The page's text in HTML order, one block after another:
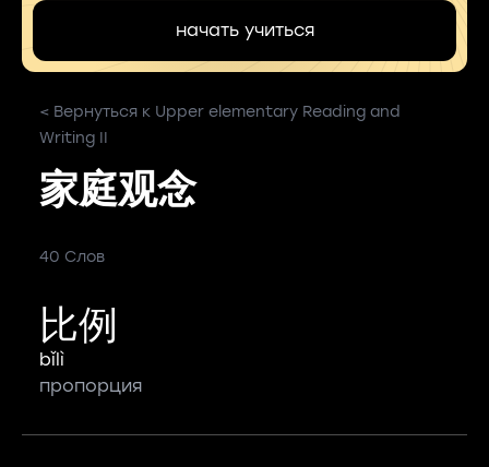
начать учиться
< Вернуться к Upper elementary Reading and
Writing II
家庭观念
40 Слов
比例
bǐlì
пропорция